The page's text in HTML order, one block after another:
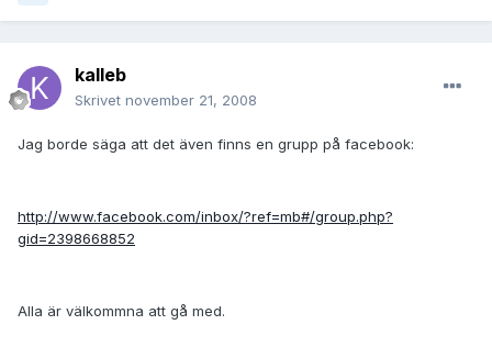
kalleb
Skrivet november 21, 2008
Jag borde säga att det även finns en grupp på facebook:
http://www.facebook.com/inbox/?ref=mb#/group.php?
gid=2398668852
Alla är välkommna att gå med.